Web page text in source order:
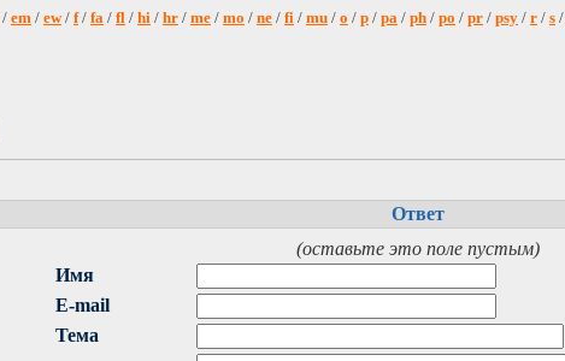
/ em / ew/ f/ fa / fl / hi / hr / me / mo / ne / fi / mu / o / p / pa / ph / po / pr / psy / r / s /
Ответ
(оставьте это поле пустым)
Имя
E-mail
Тема